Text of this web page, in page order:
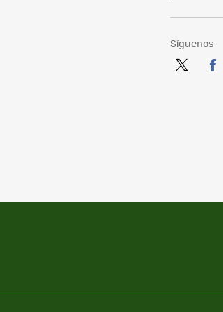
Síguenos